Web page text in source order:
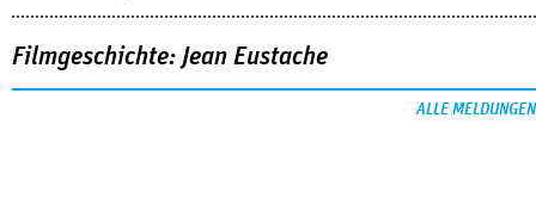
Filmgeschichte: Jean Eustache
ALLE MELDUNGEN